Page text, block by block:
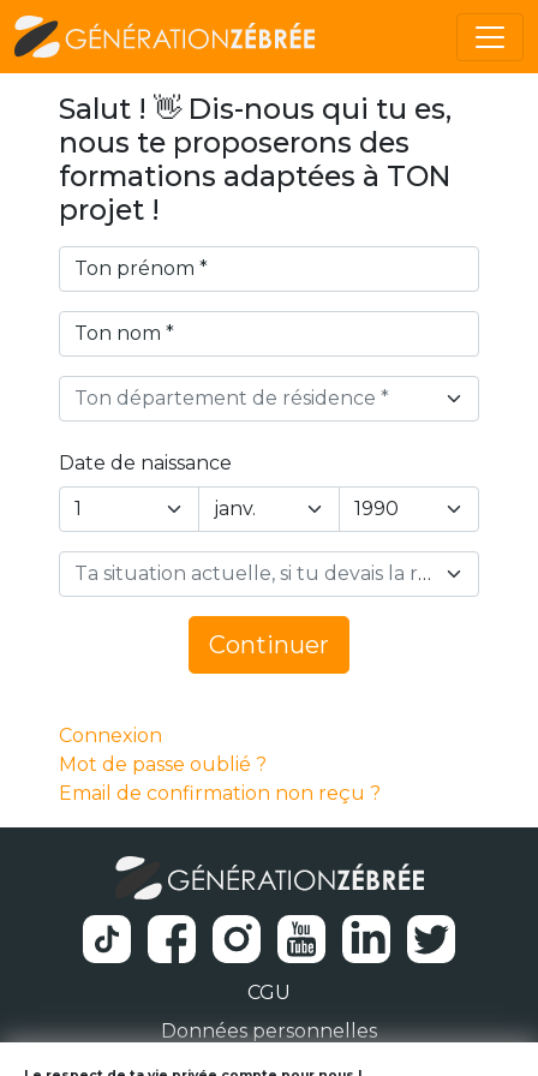
Salut ! 👋 Dis-nous qui tu es,
nous te proposerons des
formations adaptées à TON
projet !
Ton département de résidence *
Date de naissance
Year
Day
Ta situation actuelle, si tu devais la résumer en 1 mot… *
Continuer
Connexion
Mot de passe oublié ?
Email de confirmation non reçu ?
CGU
Données personnelles